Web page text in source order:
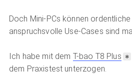
Doch Mini-PCs können
anspruchsvolle Use-Cases sind
Ich habe mit dem T-bao T8 Plus
dem Praxistest unterzogen.